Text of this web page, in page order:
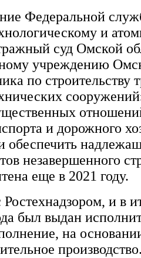
Федеральной
и
суд Омской
учреждению
по строительству
и дорожного
обеспечить
незавершенного
еще в 2021 году.
и в
был выдан
на